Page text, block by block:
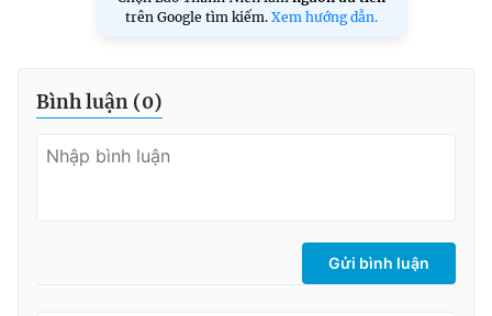
trên Google tìm kiếm. Xem hướng dẫn.
Bình luận (0)
Gửi bình luận